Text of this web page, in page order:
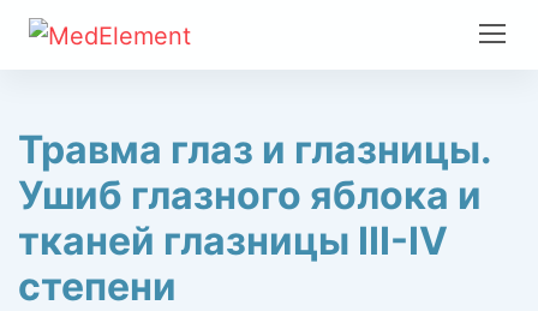
Травма глаз и глазницы.
Ушиб глазного яблока и
тканей глазницы III-IV
степени